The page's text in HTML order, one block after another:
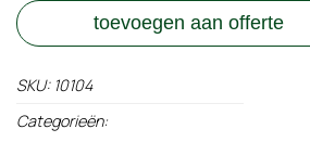
toevoegen aan offerte
SKU: 10104
Categorieën: